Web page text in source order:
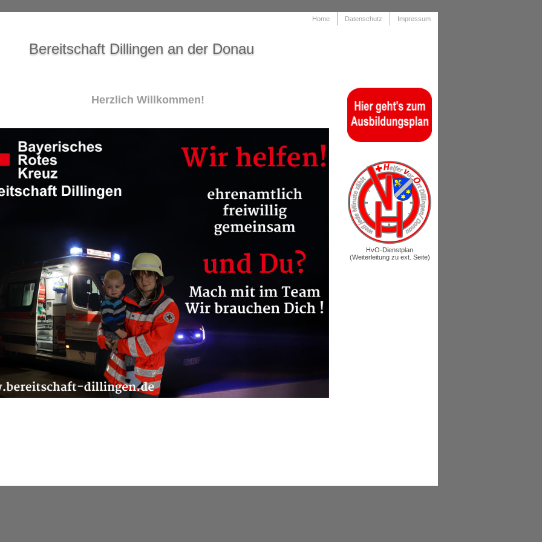
Bereitschaft Dillingen an der Donau
Home Datenschutz Impressum
Herzlich Willkommen!
HvO-Dienstplan
(Weiterleitung zu ext. Seite)